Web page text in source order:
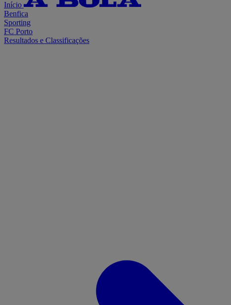
Início
Benfica
Sporting
FC Porto
Resultados e Classificações